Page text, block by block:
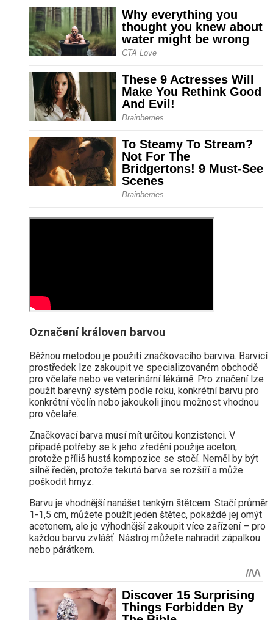
Označení královen barvou
Běžnou metodou je použití značkovacího barviva. Barvicí
prostředek lze zakoupit ve specializovaném obchodě
pro včelaře nebo ve veterinární lékárně. Pro značení lze
použít barevný systém podle roku, konkrétní barvu pro
konkrétní včelín nebo jakoukoli jinou možnost vhodnou
pro včelaře.
Značkovací barva musí mít určitou konzistenci. V
případě potřeby se k jeho zředění použije aceton,
protože příliš hustá kompozice se stočí. Neměl by být
silně ředěn, protože tekutá barva se rozšíří a může
poškodit hmyz.
Barvu je vhodnější nanášet tenkým štětcem. Stačí průměr
1-1,5 cm, můžete použít jeden štětec, pokaždé jej omýt
acetonem, ale je výhodnější zakoupit více zařízení – pro
každou barvu zvlášť. Nástroj můžete nahradit zápalkou
nebo párátkem.